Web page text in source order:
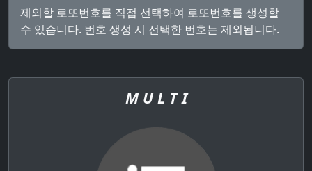
제외할 로또번호를 직접 선택하여 로또번호를 생성할
수 있습니다. 번호 생성 시 선택한 번호는 제외됩니다.
M U L T I